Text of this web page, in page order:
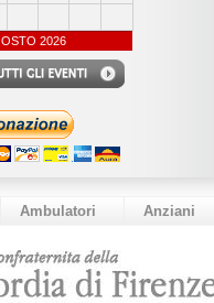
2026
Ambulatori Anziani